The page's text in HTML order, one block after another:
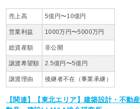
売上高 5億円〜10億円
営業利益 1000万円〜5000万円
総資産額 非公開
譲渡希望額 2.5億円〜5億円
譲渡理由 後継者不在（事業承継）
【関連】【東北エリア】建築設計・不動